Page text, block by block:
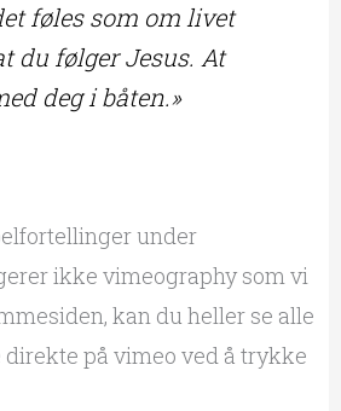
føles som om livet
du følger Jesus. At
deg i båten.»
under
ikke vimeography som vi
kan du heller se alle
på vimeo ved å trykke